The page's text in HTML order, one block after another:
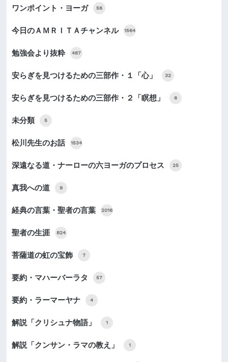
ワンポイント・ヨーガ 56
今日のＡＭＲＩＴＡチャンネル 1564
勉強会より抜粋 487
安らぎを見つけるための三部作・１「心」 32
安らぎを見つけるための三部作・２「瞑想」 6
未分類 5
松川先生のお話 1534
深遠なる道・ナーローの六ヨーガのプロセス 25
真我への道 9
経典の言葉・聖者の言葉 2016
聖者の生涯 824
菩薩道の虹の宝飾 7
要約・マハーバーラタ 57
要約・ラーマーヤナ 4
解説「クリシュナ物語」 1
解説「クンサン・ラマの教え」 1